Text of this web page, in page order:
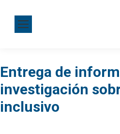
Entrega de
investigación
inclusivo